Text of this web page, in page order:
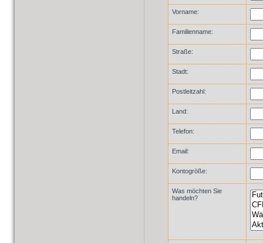
Vorname:
Familienname:
Straße:
Stadt:
Postleitzahl:
Land:
Telefon:
Email:
Kontogröße:
Was möchten Sie
handeln?